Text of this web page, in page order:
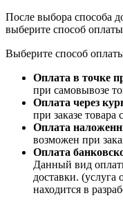
После выбора способа
выберите способ
Выберите способ
Оплата в точке
при самовывозе
Оплата через
при заказе товара
Оплата
возможен при
Оплата
Данный вид
доставки.
находится в